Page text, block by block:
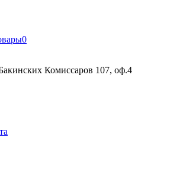
0
Комиссаров 107, оф.4